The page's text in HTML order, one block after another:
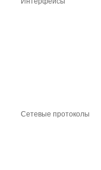
Сетевые протоколы